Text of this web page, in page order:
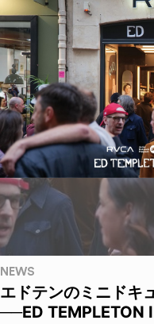
NEWS
エドテンのミニドキ
──ED TEMPLETON